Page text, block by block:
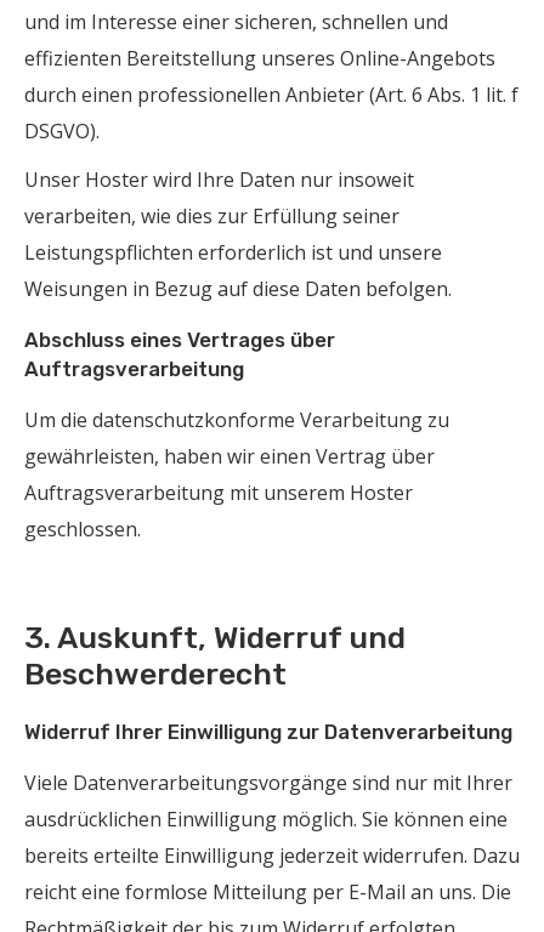
und im Interesse einer sicheren, schnellen und
effizienten Bereitstellung unseres Online-Angebots
durch einen professionellen Anbieter (Art. 6 Abs. 1 lit. f
DSGVO).
Unser Hoster wird Ihre Daten nur insoweit
verarbeiten, wie dies zur Erfüllung seiner
Leistungspflichten erforderlich ist und unsere
Weisungen in Bezug auf diese Daten befolgen.
Abschluss eines Vertrages über
Auftragsverarbeitung
Um die datenschutzkonforme Verarbeitung zu
gewährleisten, haben wir einen Vertrag über
Auftragsverarbeitung mit unserem Hoster
geschlossen.
3. Auskunft, Widerruf und
Beschwerderecht
Widerruf Ihrer Einwilligung zur Datenverarbeitung
Viele Datenverarbeitungsvorgänge sind nur mit Ihrer
ausdrücklichen Einwilligung möglich. Sie können eine
bereits erteilte Einwilligung jederzeit widerrufen. Dazu
reicht eine formlose Mitteilung per E-Mail an uns. Die